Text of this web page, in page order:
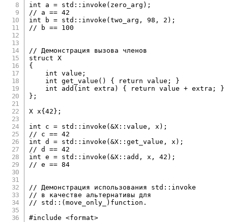
int a = std :: invoke ( zero_arg ) ;
// a == 42
int b = std :: invoke (two_arg , 98 , 2 ) ;
// b == 100
// Демонстрация вызова членов
struct
X
{
int value ;
int
get_value ( ) { return value ;
}
int
add ( int extra ) { return value + extra ;
}
} ;
X x{42 } ;
int c = std :: invoke (&X ::value , x ) ;
// c == 42
int d = std :: invoke (&X ::get_value , x ) ;
// d == 42
int e = std :: invoke (&X :: add , x , 42 ) ;
// e == 84
// Демонстрация использования std::invoke
// в качестве альтернативы для
// std::(move_only_)function.
#include
<format>